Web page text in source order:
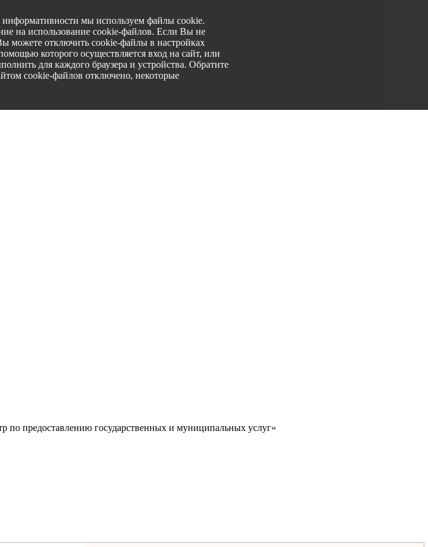
по предоставлению государственных и муниципальных услуг»
мы используем файлы cookie.
на использование cookie-файлов. Если Вы не
можете отключить cookie-файлы в настройках
которого осуществляется вход на сайт, или
для каждого браузера и устройства. Обратите
cookie-файлов отключено, некоторые